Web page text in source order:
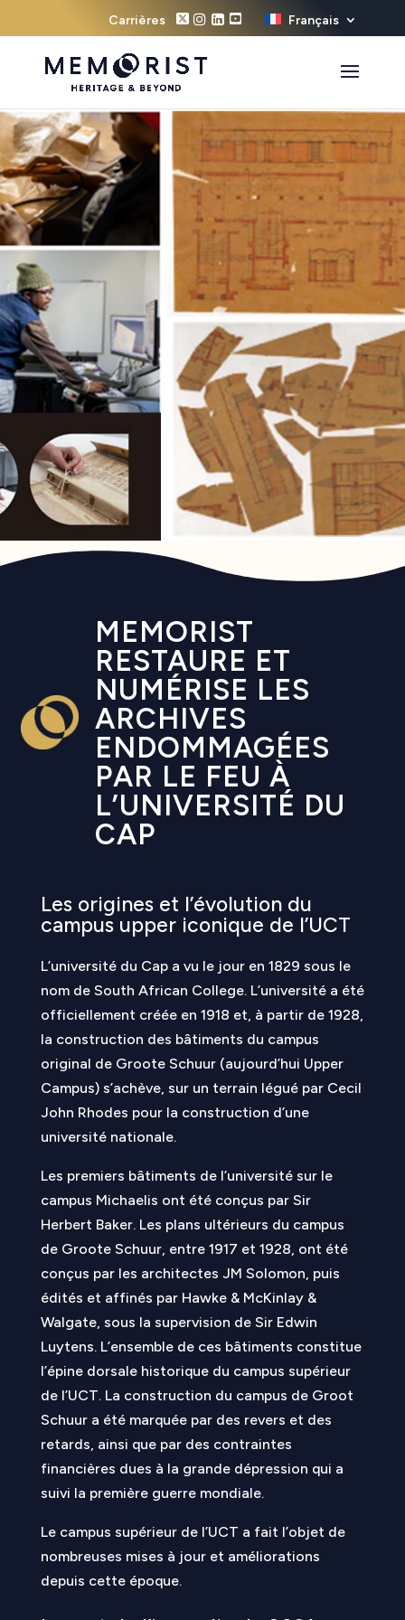
Carrières Français
MEMORIST
RESTAURE ET
NUMÉRISE LES
ARCHIVES
ENDOMMAGÉES
PAR LE FEU À
L’UNIVERSITÉ DU
CAP
Les origines et l’évolution du
campus upper iconique de l’UCT
L’université du Cap a vu le jour en 1829 sous le
nom de South African College. L’université a été
officiellement créée en 1918 et, à partir de 1928,
la construction des bâtiments du campus
original de Groote Schuur (aujourd’hui Upper
Campus) s’achève, sur un terrain légué par Cecil
John Rhodes pour la construction d’une
université nationale.
Les premiers bâtiments de l’université sur le
campus Michaelis ont été conçus par Sir
Herbert Baker. Les plans ultérieurs du campus
de Groote Schuur, entre 1917 et 1928, ont été
conçus par les architectes JM Solomon, puis
édités et affinés par Hawke & McKinlay &
Walgate, sous la supervision de Sir Edwin
Luytens. L’ensemble de ces bâtiments constitue
l’épine dorsale historique du campus supérieur
de l’UCT. La construction du campus de Groot
Schuur a été marquée par des revers et des
retards, ainsi que par des contraintes
financières dues à la grande dépression qui a
suivi la première guerre mondiale.
Le campus supérieur de l’UCT a fait l’objet de
nombreuses mises à jour et améliorations
depuis cette époque.